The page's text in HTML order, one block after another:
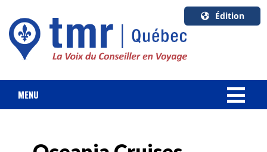
Édition
U.S.A.
English
Canada
MENU